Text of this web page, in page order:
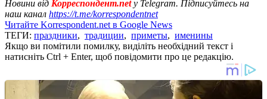
Новини від Корреспондент.netу Telegram. Підписуйтесь на
наш канал https://t.me/korrespondentnet
Читайте Korrespondent.net в Google News
ТЕГИ: праздники, традиции, приметы, именины
Якщо ви помітили помилку, виділіть необхідний текст і
натисніть Ctrl + Enter, щоб повідомити про це редакцію.